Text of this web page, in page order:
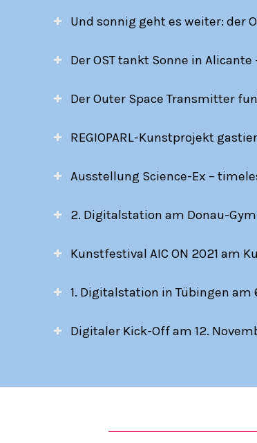
Und sonnig geht es weiter: der
Der OST tankt Sonne in
Der Outer Space Transmitter
REGIOPARL-Kunstprojekt
Ausstellung Science-Ex –
2. Digitalstation am Donau-
Kunstfestival AIC ON 2021 am
1. Digitalstation in Tübingen am
Digitaler Kick-Off am 12.